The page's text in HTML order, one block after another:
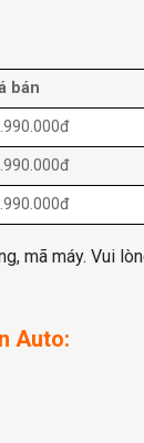
bán
mã máy. Vui
Auto: